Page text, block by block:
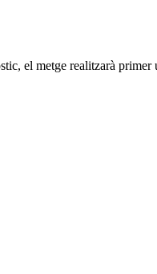
el metge realitzarà primer